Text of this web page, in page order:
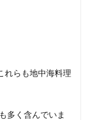
れらも地中海料理
多く含んでいま